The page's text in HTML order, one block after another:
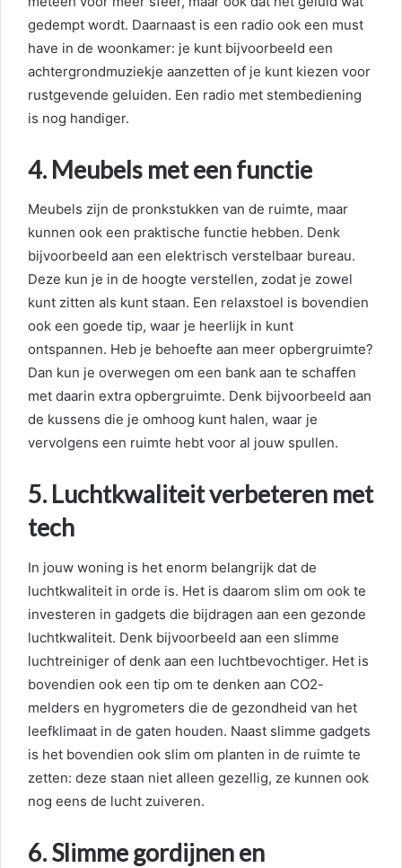
gedempt wordt. Daarnaast is een radio ook een must
have in de woonkamer: je kunt bijvoorbeeld een
achtergrondmuziekje aanzetten of je kunt kiezen voor
rustgevende geluiden. Een radio met stembediening
is nog handiger.
4. Meubels met een functie
Meubels zijn de pronkstukken van de ruimte, maar
kunnen ook een praktische functie hebben. Denk
bijvoorbeeld aan een elektrisch verstelbaar bureau.
Deze kun je in de hoogte verstellen, zodat je zowel
kunt zitten als kunt staan. Een relaxstoel is bovendien
ook een goede tip, waar je heerlijk in kunt
ontspannen. Heb je behoefte aan meer opbergruimte?
Dan kun je overwegen om een bank aan te schaffen
met daarin extra opbergruimte. Denk bijvoorbeeld aan
de kussens die je omhoog kunt halen, waar je
vervolgens een ruimte hebt voor al jouw spullen.
5. Luchtkwaliteit verbeteren met
tech
In jouw woning is het enorm belangrijk dat de
luchtkwaliteit in orde is. Het is daarom slim om ook te
investeren in gadgets die bijdragen aan een gezonde
luchtkwaliteit. Denk bijvoorbeeld aan een slimme
luchtreiniger of denk aan een luchtbevochtiger. Het is
bovendien ook een tip om te denken aan CO2-
melders en hygrometers die de gezondheid van het
leefklimaat in de gaten houden. Naast slimme gadgets
is het bovendien ook slim om planten in de ruimte te
zetten: deze staan niet alleen gezellig, ze kunnen ook
nog eens de lucht zuiveren.
6. Slimme gordijnen en